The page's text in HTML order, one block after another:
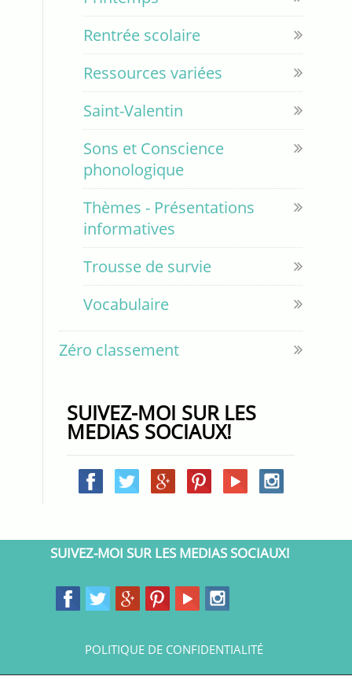
Rentrée scolaire
Ressources variées
Saint-Valentin
Sons et Conscience
phonologique
Thèmes - Présentations
informatives
Trousse de survie
Vocabulaire
Zéro classement
SUIVEZ-MOI SUR LES
MEDIAS SOCIAUX!
SUIVEZ-MOI SUR LES MEDIAS SOCIAUX!
POLITIQUE DE CONFIDENTIALITÉ